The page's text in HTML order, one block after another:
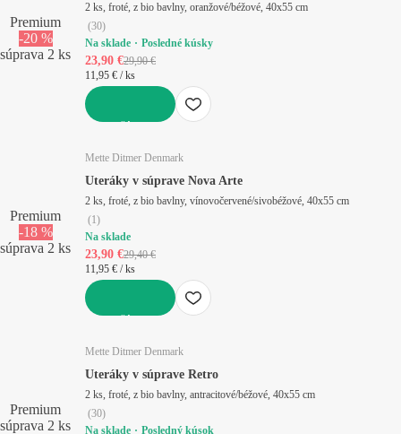
Premium
-20 %
súprava 2 ks
2 ks, froté, z bio bavlny, oranžové/béžové, 40x55 cm
(30)
Na sklade
Posledné kúsky
23,90 €29,90 €
11,95 € / ks
Premium
-18 %
súprava 2 ks
Mette Ditmer Denmark
Uteráky v súprave Nova Arte
2 ks, froté, z bio bavlny, vínovočervené/sivobéžové, 40x55 cm
(1)
Na sklade
23,90 €29,40 €
11,95 € / ks
Premium
súprava 2 ks
Mette Ditmer Denmark
Uteráky v súprave Retro
2 ks, froté, z bio bavlny, antracitové/béžové, 40x55 cm
(30)
Na sklade
Posledný kúsok